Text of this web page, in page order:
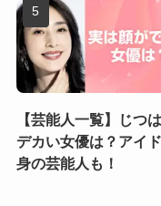
【芸能人一覧】じつ
デカい女優は？アイ
身の芸能人も！